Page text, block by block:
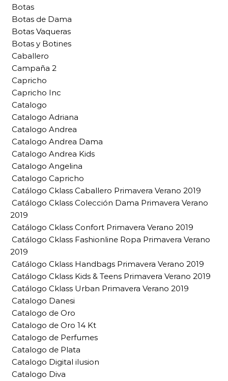
Botas
Botas de Dama
Botas Vaqueras
Botas y Botines
Caballero
Campaña 2
Capricho
Capricho Inc
Catalogo
Catalogo Adriana
Catalogo Andrea
Catalogo Andrea Dama
Catalogo Andrea Kids
Catalogo Angelina
Catalogo Capricho
Catálogo Cklass Caballero Primavera Verano 2019
Catálogo Cklass Colección Dama Primavera Verano
2019
Catálogo Cklass Confort Primavera Verano 2019
Catálogo Cklass Fashionline Ropa Primavera Verano
2019
Catálogo Cklass Handbags Primavera Verano 2019
Catálogo Cklass Kids & Teens Primavera Verano 2019
Catálogo Cklass Urban Primavera Verano 2019
Catalogo Danesi
Catalogo de Oro
Catalogo de Oro 14 Kt
Catalogo de Perfumes
Catalogo de Plata
Catalogo Digital ilusion
Catalogo Diva